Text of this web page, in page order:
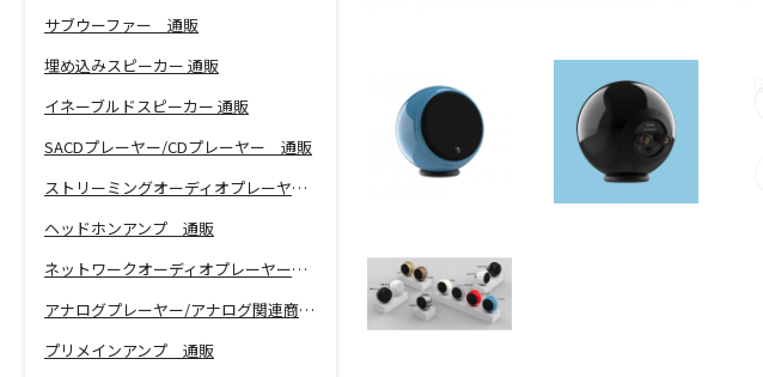
サブウーファー 通販
埋め込みスピーカー 通販
イネーブルドスピーカー 通販
SACDプレーヤー/CDプレーヤー 通販
ストリーミングオーディオプレーヤー 通販
ヘッドホンアンプ 通販
ネットワークオーディオプレーヤー 通販
アナログプレーヤー/アナログ関連商品 通販
プリメインアンプ 通販